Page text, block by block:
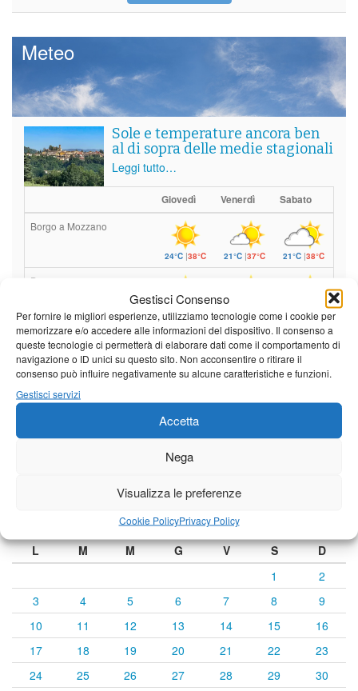
Gestisci Consenso
Per fornire le migliori esperienze, utilizziamo tecnologie come i cookie per
memorizzare e/o accedere alle informazioni del dispositivo. Il consenso a
queste tecnologie ci permetterà di elaborare dati come il comportamento di
navigazione o ID unici su questo sito. Non acconsentire o ritirare il
consenso può influire negativamente su alcune caratteristiche e funzioni.
Gestisci servizi
Accetta
Nega
Visualizza le preferenze
Cookie PolicyPrivacy Policy
Meteo
Sole e temperature ancora ben
al di sopra delle medie stagionali
Leggi tutto…
Giovedì Venerdì Sabato
Borgo a Mozzano
24°C |38°C 21°C |37°C 21°C |38°C
Barga
Castelnuovo Garfagnana
24°C|35°C 21°C|34°C 21°C
Previsioni a cura di:
Calendario eventi
Agosto 2026
L
M M G V S
D
1
2
3
4 5 6 7 8
9
10
11 12 13 14 15
16
17
18 19 20 21 22
23
24
25 26 27 28 29 30